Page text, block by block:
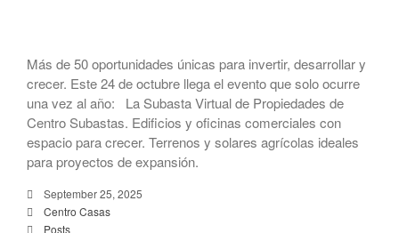
Múltiples
Ángel ArochoonSubasta
Virtual_Coop. Seguros
Múltiples
Rene RomanonSubasta
Más de 50 oportunidades únicas para invertir, desarrollar y
crecer. Este 24 de octubre llega el evento que solo ocurre
una vez al año: La Subasta Virtual de Propiedades de
Centro Subastas. Edificios y oficinas comerciales con
espacio para crecer. Terrenos y solares agrícolas ideales
para proyectos de expansión.
September 25, 2025
Centro Casas
Posts